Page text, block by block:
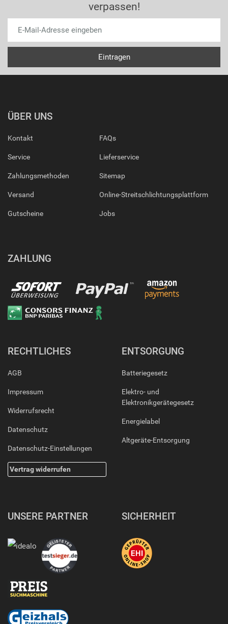
verpassen!
ÜBER UNS
Kontakt
Service
Zahlungsmethoden
Versand
Gutscheine
FAQs
Lieferservice
Sitemap
Online-Streitschlichtungsplattform
Jobs
ZAHLUNG
RECHTLICHES
AGB
Impressum
Widerrufsrecht
Datenschutz
Datenschutz-Einstellungen
Vertrag widerrufen
ENTSORGUNG
Batteriegesetz
Elektro- und
Elektronikgerätegesetz
Energielabel
Altgeräte-Entsorgung
UNSERE PARTNER SICHERHEIT